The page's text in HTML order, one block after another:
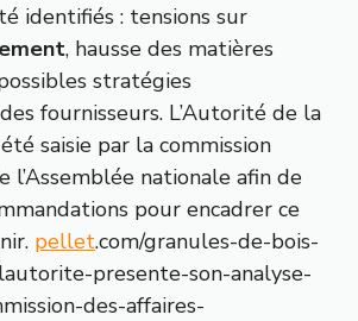
identifiés : tensions sur
, hausse des matières
stratégies
fournisseurs. L’Autorité de la
saisie par la commission
l’Assemblée nationale afin de
pour encadrer ce
pellet.com/granules-de-bois-
presente-son-analyse-
des-affaires-